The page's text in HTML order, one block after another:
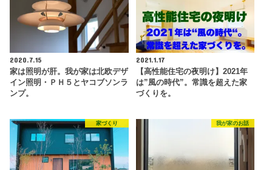
2020.7.15
家は照明が肝。我が家は北欧デザ
イン照明・ＰＨ５とヤコブソンラ
ンプ。
2021.1.17
【高性能住宅の夜明け】2021年
は”風の時代”。常識を超えた家
づくりを。
家づくり 我が家のお話